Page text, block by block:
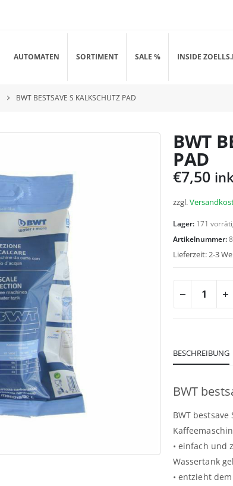
AUTOMATEN SORTIMENT SALE % INSIDE
BWT BESTSAVE S KALKSCHUTZ PAD
BWT
PAD
€7,50
zzgl.
Lager: 171
Artikelnummer:
Lieferzeit:2-3
BESCHREIBUNG
BWT
BWT
• einfach und
Wassertank
• entzieht